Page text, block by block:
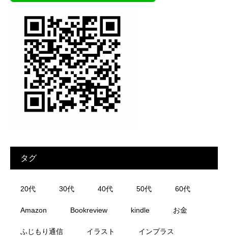
タグ
20代 30代 40代 50代 60代
Amazon Bookreview kindle お金
ふじもり通信 イラスト インプラス